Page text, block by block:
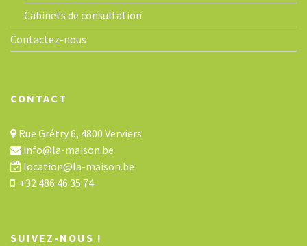
Cabinets de consultation
Contactez-nous
CONTACT
Rue Grétry 6, 4800 Verviers
info@la-maison.be
location@la-maison.be
+32 486 46 35 74
SUIVEZ-NOUS !